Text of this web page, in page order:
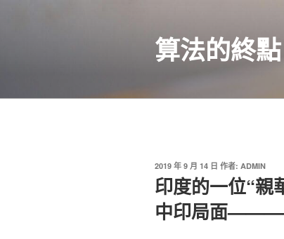
算法的終點
發
佈
於
2019 年 9 月 14 日 作者: ADMIN
印度的一位“親
中印局面